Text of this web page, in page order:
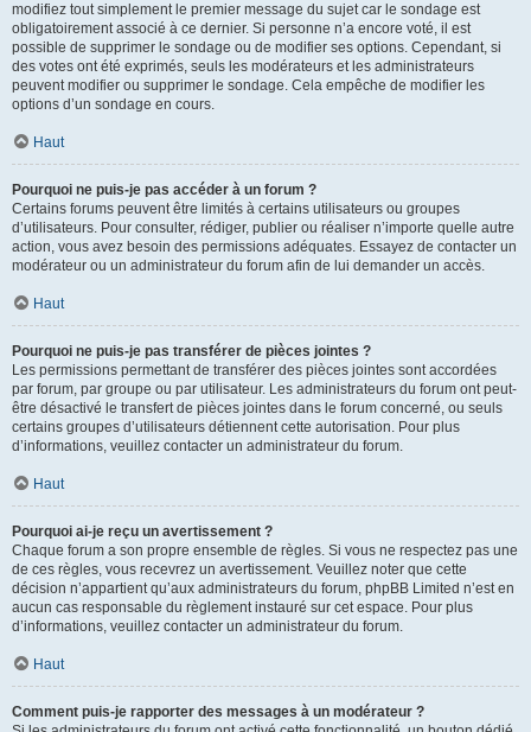
modifiez tout simplement le premier message du sujet car le sondage est
obligatoirement associé à ce dernier. Si personne n’a encore voté, il est
possible de supprimer le sondage ou de modifier ses options. Cependant, si
des votes ont été exprimés, seuls les modérateurs et les administrateurs
peuvent modifier ou supprimer le sondage. Cela empêche de modifier les
options d’un sondage en cours.
Haut
Pourquoi ne puis-je pas accéder à un forum ?
Certains forums peuvent être limités à certains utilisateurs ou groupes
d’utilisateurs. Pour consulter, rédiger, publier ou réaliser n’importe quelle autre
action, vous avez besoin des permissions adéquates. Essayez de contacter un
modérateur ou un administrateur du forum afin de lui demander un accès.
Haut
Pourquoi ne puis-je pas transférer de pièces jointes ?
Les permissions permettant de transférer des pièces jointes sont accordées
par forum, par groupe ou par utilisateur. Les administrateurs du forum ont peut-
être désactivé le transfert de pièces jointes dans le forum concerné, ou seuls
certains groupes d’utilisateurs détiennent cette autorisation. Pour plus
d’informations, veuillez contacter un administrateur du forum.
Haut
Pourquoi ai-je reçu un avertissement ?
Chaque forum a son propre ensemble de règles. Si vous ne respectez pas une
de ces règles, vous recevrez un avertissement. Veuillez noter que cette
décision n’appartient qu’aux administrateurs du forum, phpBB Limited n’est en
aucun cas responsable du règlement instauré sur cet espace. Pour plus
d’informations, veuillez contacter un administrateur du forum.
Haut
Comment puis-je rapporter des messages à un modérateur ?